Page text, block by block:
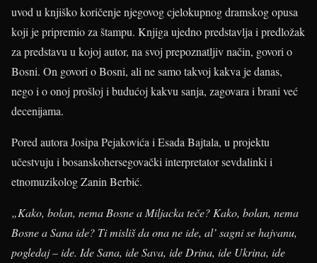
uvod u knjiško koričenje njegovog cjelokupnog dramskog opusa
koji je pripremio za štampu. Knjiga ujedno predstavlja i predložak
za predstavu u kojoj autor, na svoj prepoznatljiv način, govori o
Bosni. On govori o Bosni, ali ne samo takvoj kakva je danas,
nego i o onoj prošloj i budućoj kakvu sanja, zagovara i brani već
decenijama.
Pored autora Josipa Pejakovića i Esada Bajtala, u projektu
učestvuju i bosanskohersegovački interpretator sevdalinki i
etnomuzikolog Zanin Berbić.
„Kako, bolan, nema Bosne a Miljacka teče? Kako, bolan, nema
Bosne a Sana ide? Ti misliš da ona ne ide, al’ sagni se hajvanu,
pogledaj – ide. Ide Sana, ide Sava, ide Drina, ide Ukrina, ide